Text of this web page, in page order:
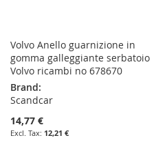
Volvo Anello guarnizione in
gomma galleggiante serbatoio
Volvo ricambi no 678670
Brand:
Scandcar
14,77 €
12,21 €